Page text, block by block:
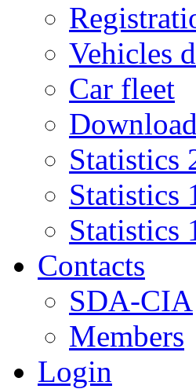
Vehicles
Car fleet
Statistics
Statistics
Statistics
Contacts
SDA-CIA
Members
Login